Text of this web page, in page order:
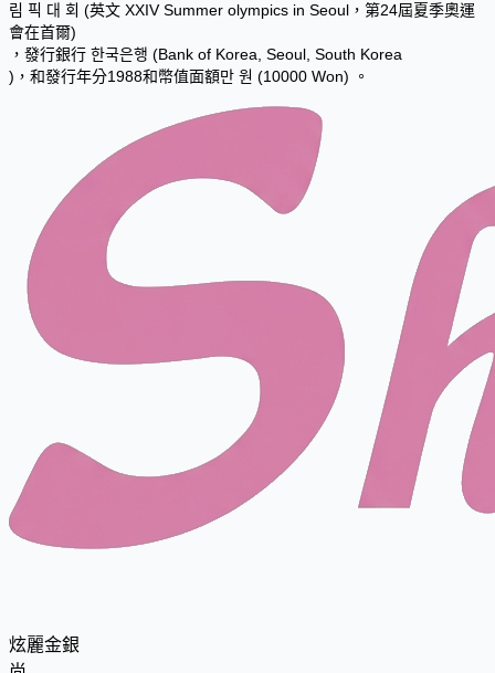
림 픽 대 회 (英文 XXIV Summer olympics in Seoul，第24屆夏季奧運
會在首爾)
，發行銀行 한국은행 (Bank of Korea, Seoul, South Korea
)，和發行年分1988和幣值面額만 원 (10000 Won) 。
炫麗金銀